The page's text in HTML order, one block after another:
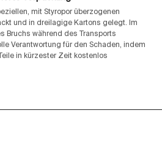
mit Styropor überzogenen
und in dreilagige Kartons gelegt. Im
Bruchs während des Transports
Verantwortung für den Schaden, indem
in kürzester Zeit kostenlos